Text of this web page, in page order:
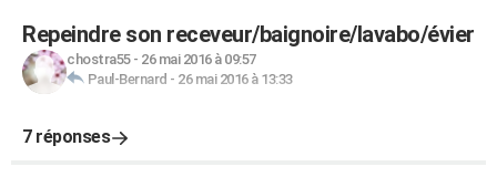
Repeindre son receveur/baignoire/lavabo/évier
chostra55- 26 mai 2016 à 09:57
Paul-Bernard - 26 mai 2016 à 13:33
7 réponses